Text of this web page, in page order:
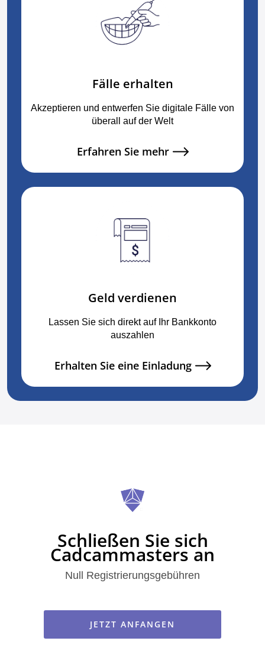
Fälle erhalten
Akzeptieren und entwerfen Sie digitale Fälle von
überall auf der Welt
Erfahren Sie mehr
Geld verdienen
Lassen Sie sich direkt auf Ihr Bankkonto
auszahlen
Erhalten Sie eine Einladung
Schließen Sie sich
Cadcammasters an
Null Registrierungsgebühren
JETZT ANFANGEN